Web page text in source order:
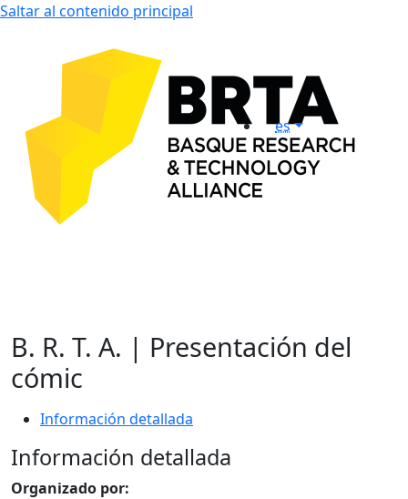
Saltar al contenido principal
es
B. R. T. A. | Presentación del
cómic
Información detallada
Información detallada
Organizado por: